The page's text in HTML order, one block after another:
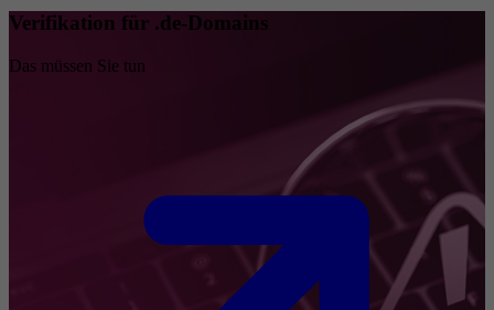
Verifikation für .de-Domains
Das müssen Sie tun